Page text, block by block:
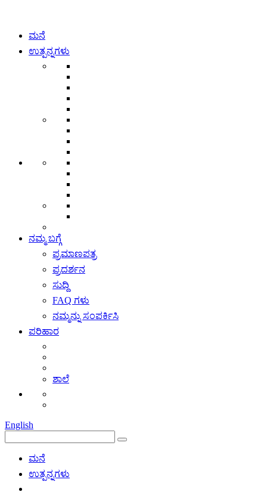
ಮನೆ
ಉತ್ಪನ್ನಗಳು
ನಮ್ಮ ಬಗ್ಗೆ
ಪ್ರಮಾಣಪತ್ರ
ಪ್ರದರ್ಶನ
ಸುದ್ದಿ
FAQ ಗಳು
ನಮ್ಮನ್ನು ಸಂಪರ್ಕಿಸಿ
ಪರಿಹಾರ
ಶಾಲೆ
English
ಮನೆ
ಉತ್ಪನ್ನಗಳು